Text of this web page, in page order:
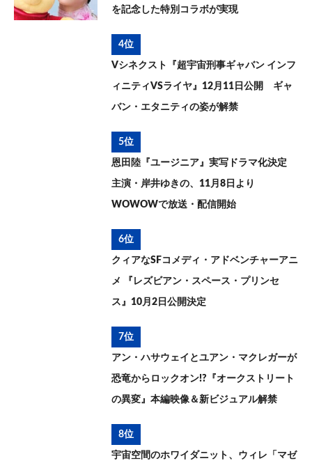
を記念した特別コラボが実現
4位
Vシネクスト『超宇宙刑事ギャバン インフ
ィニティVSライヤ』12月11日公開 ギャ
バン・エタニティの姿が解禁
5位
恩田陸『ユージニア』実写ドラマ化決定
主演・岸井ゆきの、11月8日より
WOWOWで放送・配信開始
6位
クィアなSFコメディ・アドベンチャーアニ
メ 『レズビアン・スペース・プリンセ
ス』10月2日公開決定
7位
アン・ハサウェイとユアン・マクレガーが
恐竜からロックオン!?『オークストリート
の異変』本編映像＆新ビジュアル解禁
8位
宇宙空間のホワイダニット、ウィレ「マゼ